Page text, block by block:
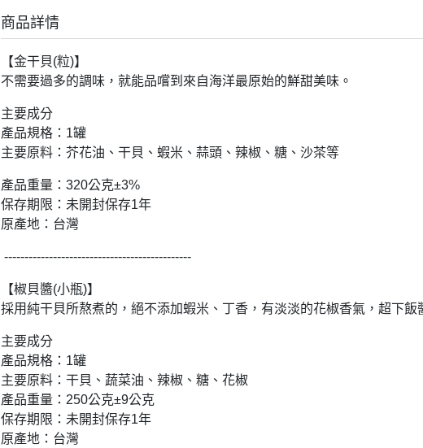
商品詳情
【金干貝(粒)】
不需要過多的調味，就能品嚐到來自海洋最原始的鮮甜美味。
主要成分
產品規格：1罐
主要原料：芥花油、干貝、蝦米、蒜頭、辣椒、糖、沙茶等
產品重量：320公克±3%
保存期限：未開封保存1年
原產地：台灣
----------------------------------------------
【椒貝醬(小瓶)】
採用純干貝所熬煮的，絕不添加蝦米、丁香，有淡淡的花椒香氣，超下飯
主要成分
產品規格：1罐
主要原料：干貝、蔬菜油、辣椒、糖、花椒
產品重量：250公克±9公克
保存期限：未開封保存1年
原產地：台灣